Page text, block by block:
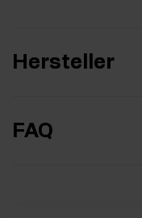
Hersteller
FAQ